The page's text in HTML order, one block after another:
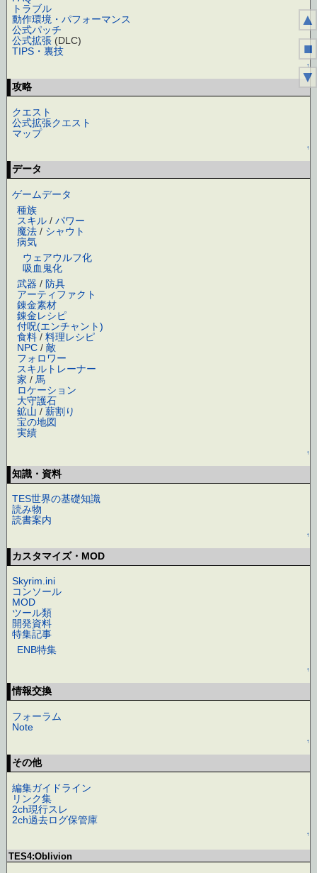
トラブル
動作環境・パフォーマンス
公式パッチ
公式拡張 (DLC)
TIPS・裏技
↑
攻略
クエスト
公式拡張クエスト
マップ
↑
データ
ゲームデータ
種族
スキル /パワー
魔法 / シャウト
病気
ウェアウルフ化
吸血鬼化
武器 / 防具
アーティファクト
錬金素材
錬金レシピ
付呪(エンチャント)
食料 /料理レシピ
NPC /敵
フォロワー
スキルトレーナー
家 / 馬
ロケーション
大守護石
鉱山 /薪割り
宝の地図
実績
↑
知識・資料
TES世界の基礎知識
読み物
読書案内
↑
カスタマイズ・MOD
Skyrim.ini
コンソール
MOD
ツール類
開発資料
特集記事
ENB特集
↑
情報交換
フォーラム
Note
↑
その他
編集ガイドライン
リンク集
2ch現行スレ
2ch過去ログ保管庫
↑
TES4:Oblivion
▲
■
▼